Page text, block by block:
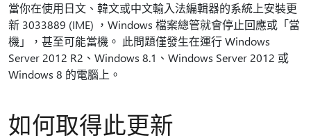
當你在使用日文、韓文或中文輸入法編輯器的系統上安裝更
新 3033889 (IME) ，Windows 檔案總管就會停止回應或「當
機」，甚至可能當機。 此問題僅發生在運行 Windows
Server 2012 R2、Windows 8.1、Windows Server 2012 或
Windows 8 的電腦上。
如何取得此更新